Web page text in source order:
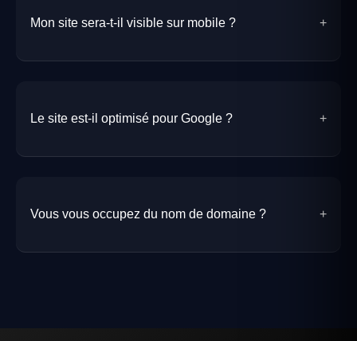
Mon site sera-t-il visible sur mobile ?
Le site est-il optimisé pour Google ?
Vous vous occupez du nom de domaine ?